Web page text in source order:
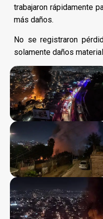
trabajaron rápidamente
más daños.
No se registraron
solamente daños